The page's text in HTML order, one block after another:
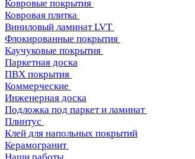
Ковровые покрытия
Ковровая плитка
Виниловый ламинат LVT
Флокированные покрытия
Каучуковые покрытия
Паркетная доска
ПВХ покрытия
Коммерческие
Инженерная доска
Подложка под паркет и ламинат
Плинтус
Клей для напольных покрытий
Керамогранит